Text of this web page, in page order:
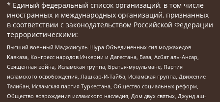
* Единый федеральный список организаций, в том числе
иностранных и международных организаций, признанных
в соответствии с законодательством Российской Федерации
террористическими:
Высший военный Маджлисуль Шура Объединенных сил моджахедов
Кавказа, Конгресс народов Ичкерии и Дагестана, База, Асбат аль-Ансар,
Священная война, Исламская группа, Братья-мусульмане, Партия
исламского освобождения, Лашкар-И-Тайба, Исламская группа, Движение
Талибан, Исламская партия Туркестана, Общество социальных реформ,
Общество возрождения исламского наследия, Дом двух святых, Джунд аш-